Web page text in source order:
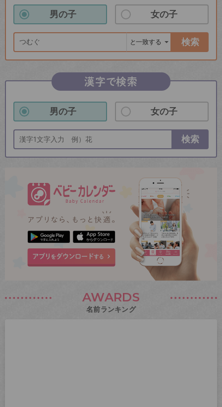
男の子 女の子
検索
漢字で検索
男の子 女の子
検索
AWARDS
名前ランキング